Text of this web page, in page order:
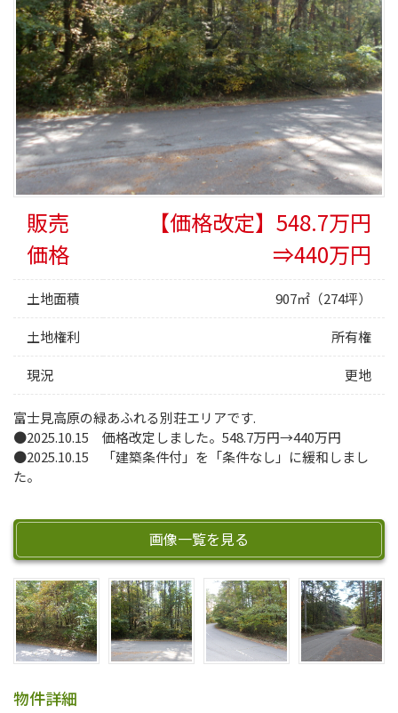
販売
価格
【価格改定】548.7万円
⇒440万円
土地面積 907㎡（274坪）
土地権利 所有権
現況 更地
富士見高原の緑あふれる別荘エリアです.
●2025.10.15 価格改定しました。548.7万円→440万円
●2025.10.15 「建築条件付」を「条件なし」に緩和しまし
た。
画像一覧を見る
物件詳細